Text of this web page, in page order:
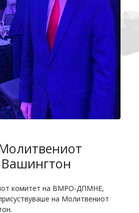
Вашингтон
комитет на ВМРО-ДПМНЕ,
на Молитвениот